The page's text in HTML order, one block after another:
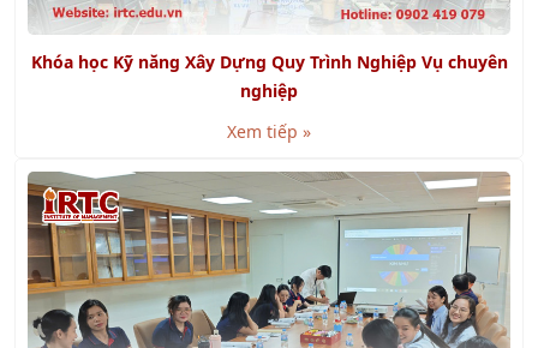
nghiệp
Xem tiếp »